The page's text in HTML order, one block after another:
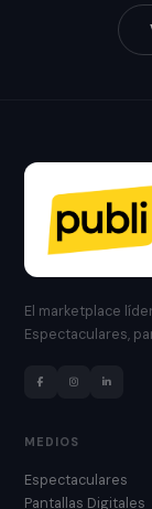
El marketplace
Espectaculares,
MEDIOS
Espectaculares
Pantallas Digitales